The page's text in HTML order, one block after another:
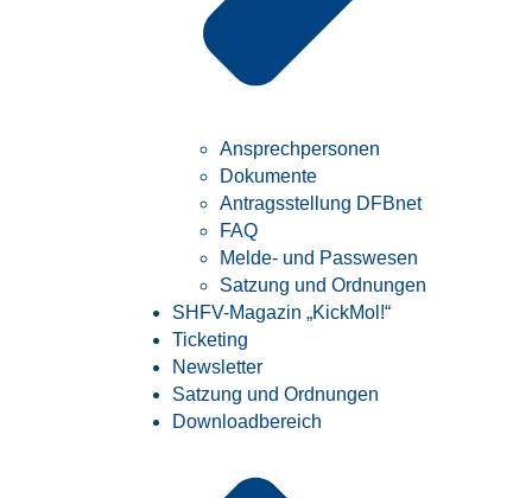
Ansprechpersonen
Dokumente
Antragsstellung DFBnet
FAQ
Melde- und Passwesen
Satzung und Ordnungen
SHFV-Magazin „KickMol!“
Ticketing
Newsletter
Satzung und Ordnungen
Downloadbereich